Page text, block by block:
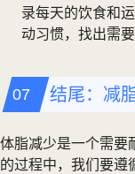
录每天的饮食和
动习惯，找出需要
结尾：减
体脂减少是一个需要
的过程中，我们要遵